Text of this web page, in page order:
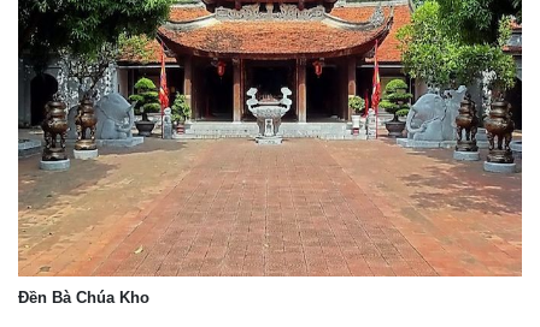
Đền Bà Chúa Kho